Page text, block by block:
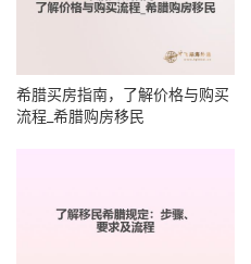
希腊买房指南，了解价格与购买
流程_希腊购房移民